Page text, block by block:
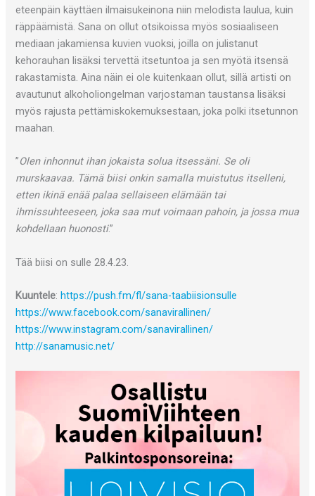
eteenpäin käyttäen ilmaisukeinona niin melodista laulua, kuin
räppäämistä. Sana on ollut otsikoissa myös sosiaaliseen
mediaan jakamiensa kuvien vuoksi, joilla on julistanut
kehorauhan lisäksi tervettä itsetuntoa ja sen myötä itsensä
rakastamista. Aina näin ei ole kuitenkaan ollut, sillä artisti on
avautunut alkoholiongelman varjostaman taustansa lisäksi
myös rajusta pettämiskokemuksestaan, joka polki itsetunnon
maahan.
”Olen inhonnut ihan jokaista solua itsessäni. Se oli
murskaavaa. Tämä biisi onkin samalla muistutus itselleni,
etten ikinä enää palaa sellaiseen elämään tai
ihmissuhteeseen, joka saa mut voimaan pahoin, ja jossa mua
kohdellaan huonosti.”
Tää biisi on sulle 28.4.23.
Kuuntele:https://push.fm/fl/sana-taabiisionsulle
https://www.facebook.com/sanavirallinen/
https://www.instagram.com/sanavirallinen/
http://sanamusic.net/